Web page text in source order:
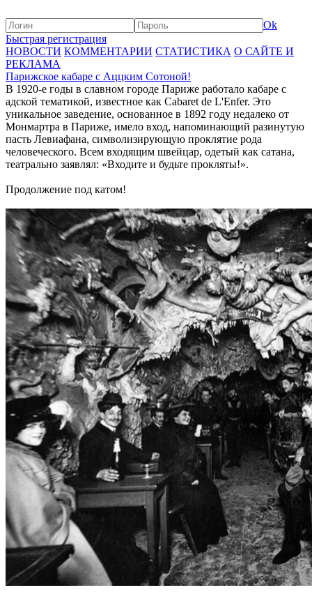
Ok
Быстрая регистрация
НОВОСТИ КОММЕНТАРИИ СТАТИСТИКА О САЙТЕ И
РЕКЛАМА
Парижское кабаре с Аццким Сотоной!
В 1920-е годы в славном городе Париже работало кабаре с
адской тематикой, известное как Cabaret de L'Enfer. Это
уникальное заведение, основанное в 1892 году недалеко от
Монмартра в Париже, имело вход, напоминающий разинутую
пасть Левиафана, символизирующую проклятие рода
человеческого. Всем входящим швейцар, одетый как сатана,
театрально заявлял: «Входите и будьте прокляты!».
Продолжение под катом!